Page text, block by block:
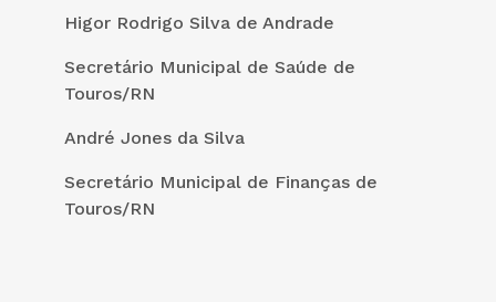
Higor Rodrigo Silva de Andrade
Secretário Municipal de Saúde de
Touros/RN
André Jones da Silva
Secretário Municipal de Finanças de
Touros/RN